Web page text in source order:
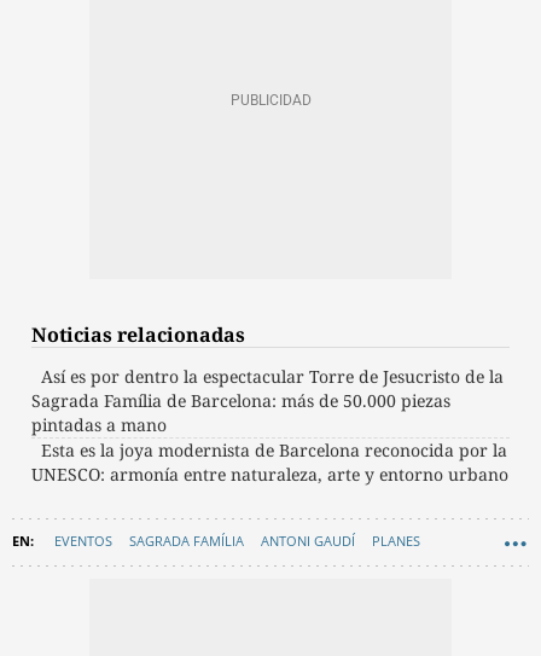
Noticias relacionadas
Así es por dentro la espectacular Torre de Jesucristo de la
Sagrada Família de Barcelona: más de 50.000 piezas
pintadas a mano
Esta es la joya modernista de Barcelona reconocida por la
UNESCO: armonía entre naturaleza, arte y entorno urbano
EVENTOS SAGRADA FAMÍLIA ANTONI GAUDÍ PLANES